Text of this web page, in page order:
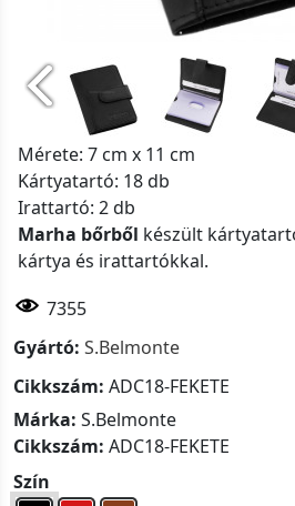
Mérete: 7 cm x 11 cm
Kártyatartó: 18 db
Irattartó: 2 db
Marha bőrből készült
kártya és irattartókkal.
7355
Gyártó: S.Belmonte
Cikkszám: ADC18-FEKETE
Márka: S.Belmonte
Cikkszám: ADC18-FEKETE
Szín